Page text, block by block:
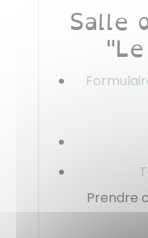
Salle
Prendre